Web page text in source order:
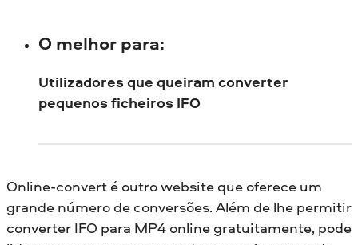
O melhor para:
Utilizadores que queiram converter
pequenos ficheiros IFO
Online-convert é outro website que oferece um
grande número de conversões. Além de lhe permitir
converter IFO para MP4 online gratuitamente, pode